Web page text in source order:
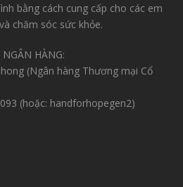
bằng cách cung cấp cho các em
chăm sóc sức khỏe.
HÀNG:
(Ngân hàng Thương mại Cổ
(hoặc: handforhopegen2)